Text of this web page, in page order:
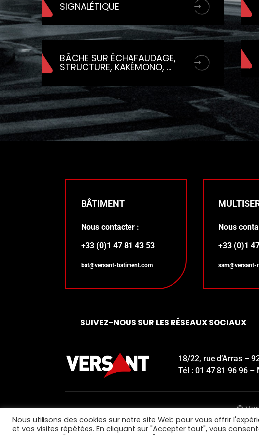
SIGNALÉTIQUE
BÂCHE SUR ÉCHAFAUDAGE,
STRUCTURE, KAKÉMONO, …
BÂTIMENT
Nous contacter :
+33 (0)1 47 81 43 53
bat@versant-batiment.com
Nous
+33 (0)1
sam@versant-
SUIVEZ-NOUS SUR LES RÉSEAUX SOCIAUX
18/22, rue d’Arras –
Tél : 01 47 81 96 96 –
©
Nous utilisons des cookies sur notre site Web pour vous offrir
et vos visites répétées. En cliquant sur "Accepter tout", vous